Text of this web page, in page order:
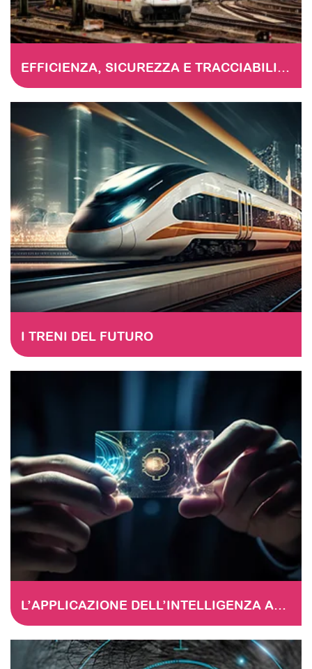
EFFICIENZA, SICUREZZA E TRACCIABILITÀ NELLA MANUTENZIONE FERROVIARIA LA DIGITALIZZAZIONE DELLE CHECKLIST
I TRENI DEL FUTURO
L’APPLICAZIONE DELL’INTELLIGENZA ARTIFICIALE NEI SERVIZI FINANZIARI – Duplicate – [#4178]